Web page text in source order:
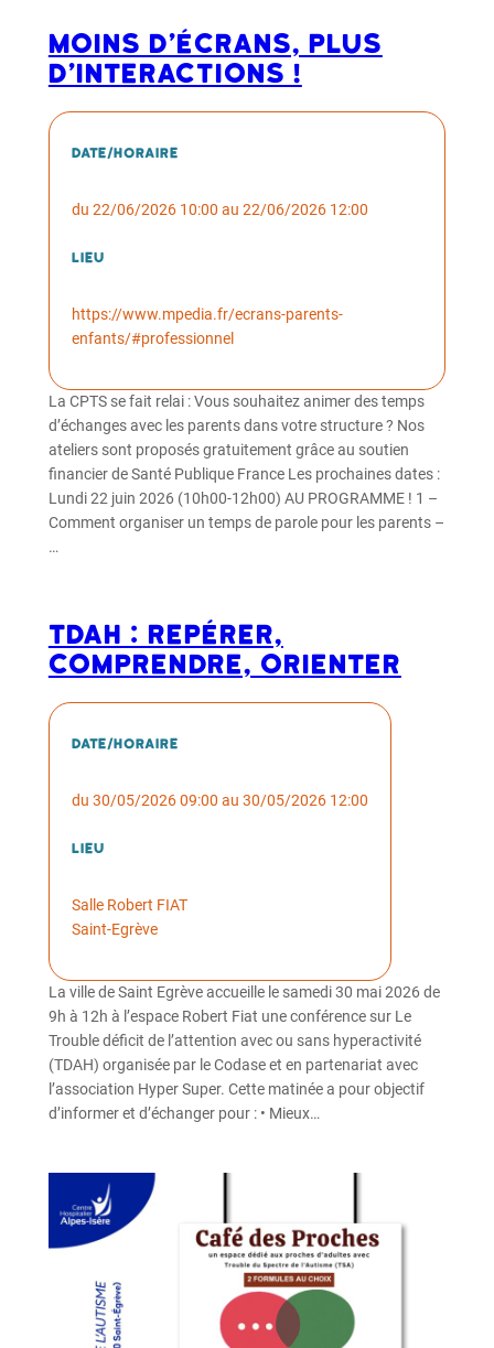
Moins d’écrans, plus
d’interactions !
Date/horaire
du 22/06/2026 10:00 au 22/06/2026 12:00
Lieu
https://www.mpedia.fr/ecrans-parents-
enfants/#professionnel
La CPTS se fait relai : Vous souhaitez animer des temps
d’échanges avec les parents dans votre structure ? Nos
ateliers sont proposés gratuitement grâce au soutien
financier de Santé Publique France Les prochaines dates :
Lundi 22 juin 2026 (10h00-12h00) AU PROGRAMME ! 1 –
Comment organiser un temps de parole pour les parents –
…
TDAH : repérer,
comprendre, orienter
Date/horaire
du 30/05/2026 09:00 au 30/05/2026 12:00
Lieu
Salle Robert FIAT
Saint-Egrève
La ville de Saint Egrève accueille le samedi 30 mai 2026 de
9h à 12h à l’espace Robert Fiat une conférence sur Le
Trouble déficit de l’attention avec ou sans hyperactivité
(TDAH) organisée par le Codase et en partenariat avec
l’association Hyper Super. Cette matinée a pour objectif
d’informer et d’échanger pour : • Mieux…